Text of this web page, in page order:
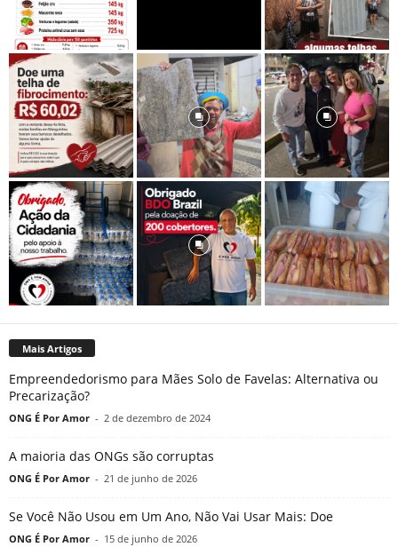
Mais Artigos
Empreendedorismo para Mães Solo de Favelas: Alternativa ou
Precarização?
ONG É Por Amor - 2 de dezembro de 2024
A maioria das ONGs são corruptas
ONG É Por Amor - 21 de junho de 2026
Se Você Não Usou em Um Ano, Não Vai Usar Mais: Doe
ONG É Por Amor - 15 de junho de 2026